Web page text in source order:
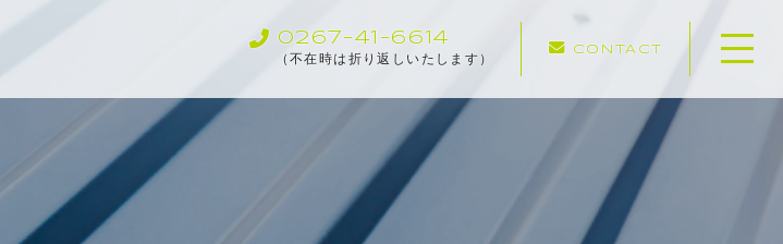
0267-41-6614
（不在時は折り返しいたします）
CONTACT
さとう塗そうの安心保障